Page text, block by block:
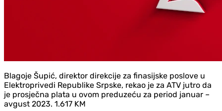
Blagoje Šupić, direktor direkcije za finasijske poslove u
Elektroprivedi Republike Srpske, rekao je za ATV jutro da
je prosječna plata u ovom preduzeću za period januar –
avgust 2023. 1.617 KM